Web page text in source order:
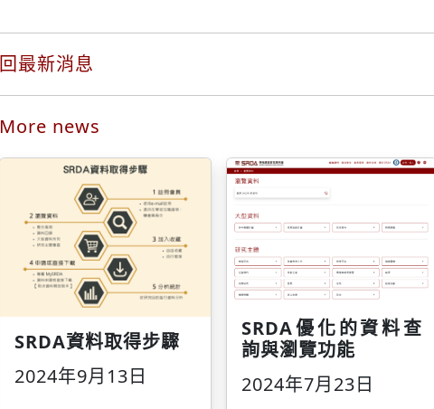
回最新消息
More news
SRDA資料取得步驟
2024年9月13日
SRDA優化的資料查
詢與瀏覽功能
2024年7月23日